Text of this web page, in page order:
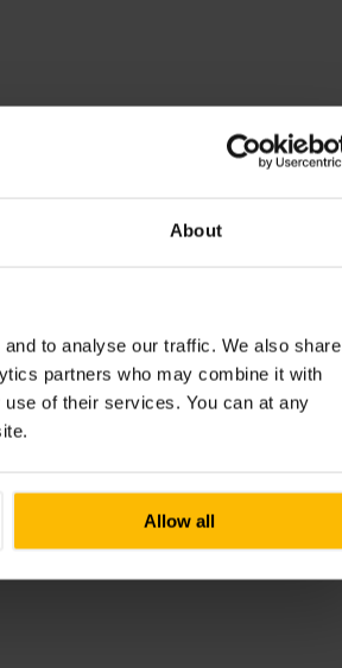
About
to analyse our traffic. We also share
partners who may combine it with
of their services. You can at any
Allow all